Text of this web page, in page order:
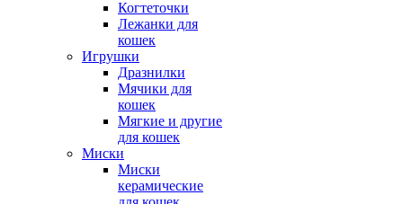
Когтеточки
Лежанки для
кошек
Игрушки
Дразнилки
Мячики для
кошек
Мягкие и другие
для кошек
Миски
Миски
керамические